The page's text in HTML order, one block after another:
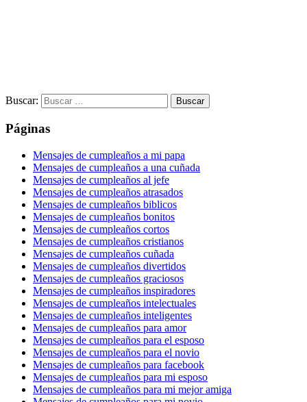
Buscar:
Páginas
Mensajes de cumpleaños a mi papa
Mensajes de cumpleaños a una cuñada
Mensajes de cumpleaños al jefe
Mensajes de cumpleaños atrasados
Mensajes de cumpleaños biblicos
Mensajes de cumpleaños bonitos
Mensajes de cumpleaños cortos
Mensajes de cumpleaños cristianos
Mensajes de cumpleaños cuñada
Mensajes de cumpleaños divertidos
Mensajes de cumpleaños graciosos
Mensajes de cumpleaños inspiradores
Mensajes de cumpleaños intelectuales
Mensajes de cumpleaños inteligentes
Mensajes de cumpleaños para amor
Mensajes de cumpleaños para el esposo
Mensajes de cumpleaños para el novio
Mensajes de cumpleaños para facebook
Mensajes de cumpleaños para mi esposo
Mensajes de cumpleaños para mi mejor amiga